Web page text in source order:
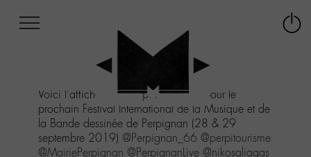
menu
Aller
au
Voici l'affiche réalisée par#Mezzo
pour le
prochain Festival International de la Musique et de
la Bande dessinée de Perpignan (28 & 29
septembre 2019) @Perpignan_66 @perpitourisme
@MairiePerpignan @PerpignanLive @nikosaliagas